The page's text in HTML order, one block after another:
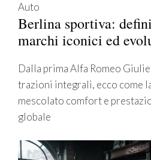
Auto
Berlina sportiva:
marchi iconici ed
Dalla prima Alfa Romeo
trazioni integrali, ecco come
mescolato comfort e
globale